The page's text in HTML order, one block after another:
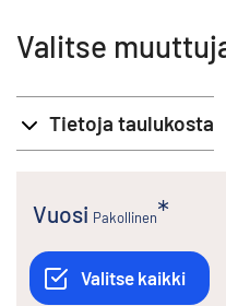
Valitse
Tietoja taulukosta
Vuosi Pakollinen